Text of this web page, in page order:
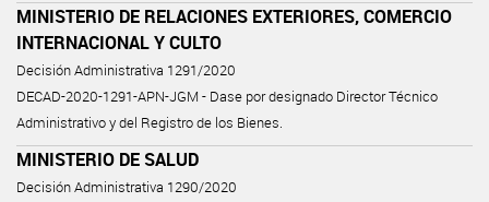
MINISTERIO DE RELACIONES EXTERIORES, COMERCIO
INTERNACIONAL Y CULTO
Decisión Administrativa 1291/2020
DECAD-2020-1291-APN-JGM - Dase por designado Director Técnico
Administrativo y del Registro de los Bienes.
MINISTERIO DE SALUD
Decisión Administrativa 1290/2020